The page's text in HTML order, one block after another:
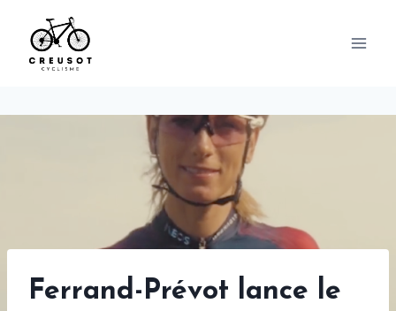
content
Ferrand-Prévot lance le